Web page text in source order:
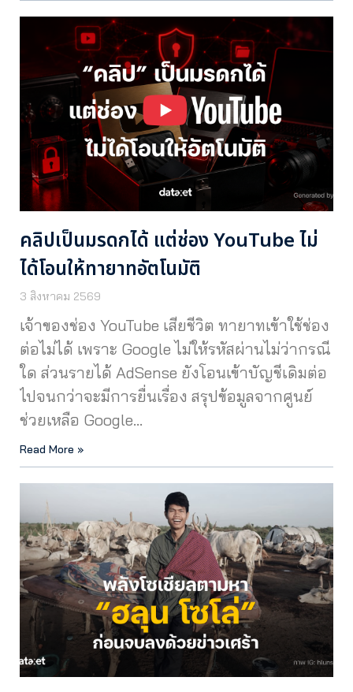
คลิปเป็นมรดกได้ แต่ช่อง YouTube ไม่
ได้โอนให้ทายาทอัตโนมัติ
3 สิงหาคม 2569
เจ้าของช่อง YouTube เสียชีวิต ทายาทเข้าใช้ช่อง
ต่อไม่ได้ เพราะ Google ไม่ให้รหัสผ่านไม่ว่ากรณี
ใด ส่วนรายได้ AdSense ยังโอนเข้าบัญชีเดิมต่อ
ไปจนกว่าจะมีการยื่นเรื่อง สรุปข้อมูลจากศูนย์
ช่วยเหลือ Google…
Read More »